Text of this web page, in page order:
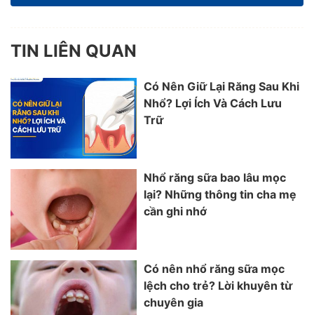
TIN LIÊN QUAN
Có Nên Giữ Lại Răng Sau Khi
Nhổ? Lợi Ích Và Cách Lưu
Trữ
Nhổ răng sữa bao lâu mọc
lại? Những thông tin cha mẹ
cần ghi nhớ
Có nên nhổ răng sữa mọc
lệch cho trẻ? Lời khuyên từ
chuyên gia